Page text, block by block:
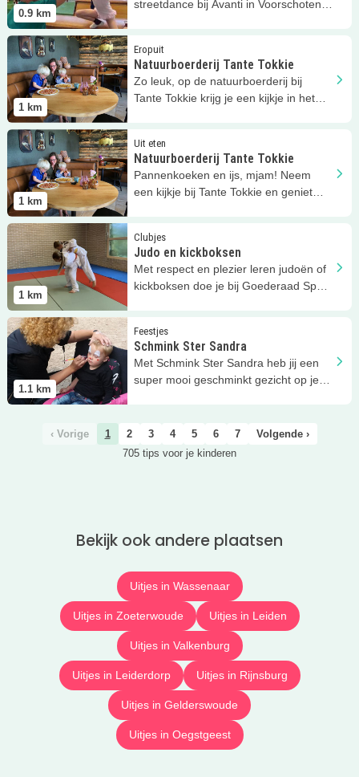
0.9 km
streetdance bij Avanti in Voorschoten.
1 km
Eropuit
Natuurboerderij Tante Tokkie
Zo leuk, op de natuurboerderij bij
Tante Tokkie krijg je een kijkje in het
Lees meer Natuurboerderij Tante Tokkie
1 km
Uit eten
Natuurboerderij Tante Tokkie
Pannenkoeken en ijs, mjam! Neem
een kijkje bij Tante Tokkie en geniet
Lees meer Natuurboerderij Tante Tokkie
1 km
Clubjes
Judo en kickboksen
Met respect en plezier leren judoën of
kickboksen doe je bij Goederaad Sport
Lees meer Judo en kickboksen
1.1 km
Feestjes
Schmink Ster Sandra
Met Schmink Ster Sandra heb jij een
super mooi geschminkt gezicht op je
Lees meer Schmink Ster Sandra
‹ Vorige 1 2 3 4 5 6 7
Volgende ›
705 tips voor je kinderen
Bekijk ook andere plaatsen
Uitjes in Wassenaar
Uitjes in Zoeterwoude Uitjes in Leiden
Uitjes in Valkenburg
Uitjes in Leiderdorp Uitjes in Rijnsburg
Uitjes in Gelderswoude
Uitjes in Oegstgeest